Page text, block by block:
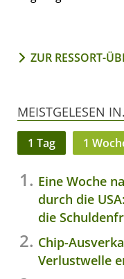
ZUR RESSORT-
MEISTGELESEN
1 Tag 1
Eine Woche
durch die
die
Chip-
Verlustwelle